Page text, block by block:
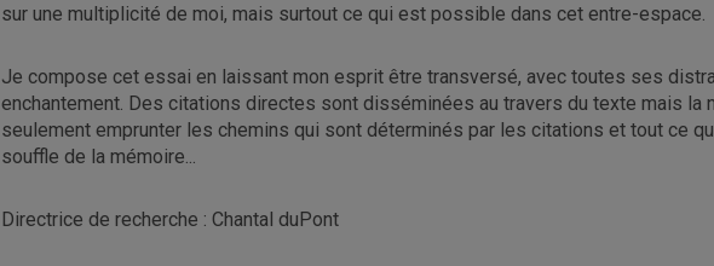
sur une multiplicité de moi, mais surtout ce qui est possible dans cet entre-espace.
Je compose cet essai en laissant mon esprit être transversé, avec toutes ses
enchantement. Des citations directes sont disséminées au travers du texte mais la
seulement emprunter les chemins qui sont déterminés par les citations et tout ce
souffle de la mémoire...
Directrice de recherche : Chantal duPont